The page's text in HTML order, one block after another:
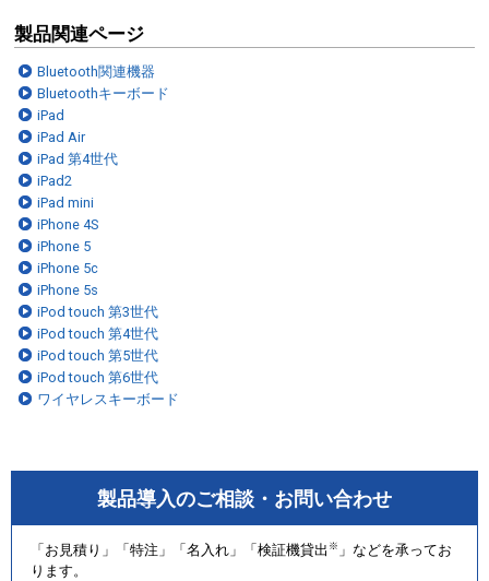
製品関連ページ
Bluetooth関連機器
Bluetoothキーボード
iPad
iPad Air
iPad 第4世代
iPad2
iPad mini
iPhone 4S
iPhone 5
iPhone 5c
iPhone 5s
iPod touch 第3世代
iPod touch 第4世代
iPod touch 第5世代
iPod touch 第6世代
ワイヤレスキーボード
製品導入のご相談・お問い合わせ
「お見積り」「特注」「名入れ」「検証機貸出 ※ 」などを承ってお
ります。